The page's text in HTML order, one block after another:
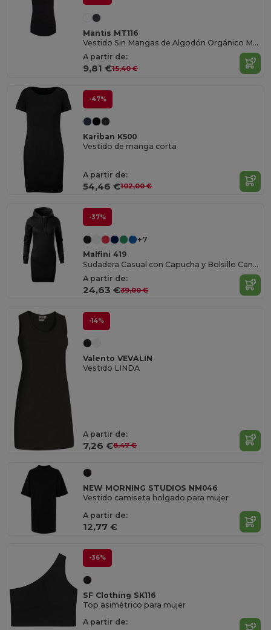
Mantis MT116
Vestido Sin Mangas de Algodón Orgánico Mantis
A partir de:
9,81 €15,40 €
-47%
Kariban K500
Vestido de manga corta
A partir de:
54,46 €102,00 €
-37%
+7
Malfini 419
Sudadera Casual con Capucha y Bolsillo Canguro
A partir de:
24,63 €39,00 €
-14%
Valento VEVALIN
Vestido LINDA
A partir de:
7,26 €8,47 €
NEW MORNING STUDIOS NM046
Vestido camiseta holgado para mujer
A partir de:
12,77 €
-36%
SF Clothing SK116
Top asimétrico para mujer
A partir de: